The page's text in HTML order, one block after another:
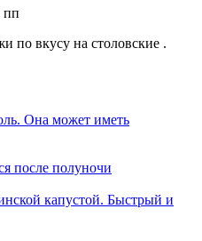
пп
по вкусу на столовские .
Она может иметь
после полуночи
капустой. Быстрый и